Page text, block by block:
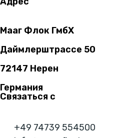
Мааг Флок ГмбХ
Даймлерштрассе 50
72147 Нерен
Германия
Связаться с
+49 74739 554500